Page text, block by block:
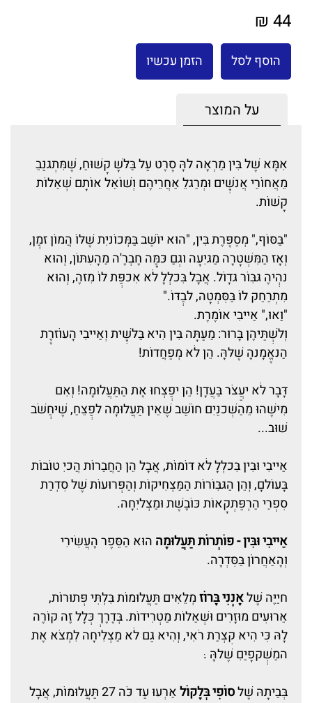
44 ₪
הוסף לסל הזמן עכשיו
על המוצר
אִמָּא שֶׁל בִּין מַרְאָה להָּ סֶרֶט עַל בַּלּשָׁ קָשׁוּחַ, שֶׁמִּתְגנַּבֵ
מֵאֲחוֹרֵי אֲנשִָׁים וּמְרַגּלֵ אַחֲרֵיהֶם וְשׁוֹאֵל אוֹתָם שְׁאֵלוֹת
קָשׁוֹת.
"בַּסּוֹף," מְסַפֶּרֶת בִּין, "הוּא יוֹשֵׁב בַּמְּכוֹניִת שֶׁלּוֹ הֲמוֹן זמְַן,
וְאָז הַמִּשְׁטָרָה מַגּיִעָה וגְםַ כּמַָּה חֶבְרֶ'ה מֵהָעִתּוֹן, וְהוּא
נהְִיהֶ גּבִּוֹר גּדָוֹל. אֲבָל בִּכלְלָ לֹא אִכפְַּת לוֹ מִזּהֶ, וְהוּא
מִתְרַחֵק לוֹ בַּסִּמְטָה, לבְַדּוֹ."
"וַאוּ," אַייבִי אוֹמֶרֶת.
וְלשְִׁתֵּיהֶן בָּרוּר: מֵעַתָּה בִּין הִיא בַּלּשִָׁית וְאַייבִי הָעוֹזרֶֶת
הַנּאֱֶמָנהָ שֶׁלּהָּ. הֵן לֹא מְפַחֲדוֹת!
דָּבָר לֹא יעֲַצֹר בַּעֲדָן! הֵן יפְַצְּחוּ אֶת הַתַּעֲלוּמָה! וְאִם
מִישֶׁהוּ מֵהַשְּׁכנֵיִם חוֹשֵׁב שֶׁאֵין תַּעֲלוּמָה לפְַצֵּחַ, שֶׁיּחְַשֹׁב
שׁוּב...
אַייבִי וּבִּין בִּכלְלָ לֹא דּוֹמוֹת, אֲבָל הֵן הַחֲבֵרוֹת הֲכיִ טוֹבוֹת
בָּעוֹלםָ, וְהֵן הַגּבִּוֹרוֹת הַמַּצְחִיקוֹת וְהַפְּרוּעוֹת שֶׁל סִדְרַת
סִפְרֵי הַרְפַּתְקָאוֹת כּוֹבֶשֶׁת וּמַצְליִחָה.
אַייבִי וּבִּין - פּוֹתְרוֹת תַּעֲלוּמָה הוּא הַסֵּפֶר הָעֲשִׂירִי
וְהָאַחֲרוֹן בַּסִּדְרָה.
חיַיֶּה שֶׁלאֶנְנִי בֶּרוֹזמְלֵאִים תַּעֲלוּמוֹת בִּלְתִּי פְּתוּרוֹת,
אֵרוּעִים מוּזָרִים וּשְׁאֵלוֹת מַטְרִידוֹת. בְּדֶרֶךְ כְּלָל זֶה קוֹרֶה
לָהּ כִּי הִיא קִצְרַת רֹאִי, וְהִיא גַּם לֹא מַצְלִיחָה לִמְצֹא אֶת
המַשְִּׁקפָיַםִ שֶׁלהָּ .ּ
בְּבֵיתָהּ שֶׁלסוֹפִי בְּלֶקוֹל
אֵרְעוּ עַד כֹּה 27 תַּעֲלוּמוֹת, אֲבָל